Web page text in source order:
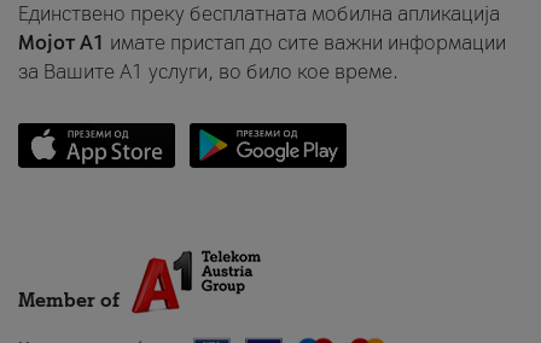
Единствено преку бесплатната мобилна апликација
Мојот A1 имате пристап до сите важни информации
за Вашите A1 услуги, во било кое време.
Member of